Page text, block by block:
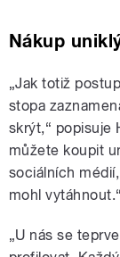
Nákup
„Jak totiž
stopa
skrýt,“ popisuje
můžete koupit
sociálních
mohl vytáhnout.“
„U nás se